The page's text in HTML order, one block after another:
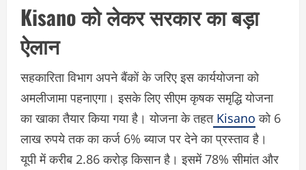
Kisano को लेकर सरकार का बड़ा
ऐलान
सहकारिता विभाग अपने बैंकों के जरिए इस कार्ययोजना को
अमलीजामा पहनाएगा। इसके लिए सीएम कृषक समृद्धि योजना
का खाका तैयार किया गया है। योजना के तहतKisano को 6
लाख रुपये तक का कर्ज 6% ब्याज पर देने का प्रस्ताव है।
यूपी में करीब 2.86 करोड़ किसान है। इसमें 78% सीमांत और